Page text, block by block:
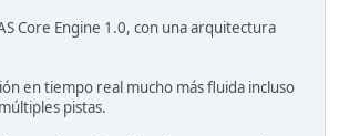
Core Engine 1.0, con una arquitectura
en tiempo real mucho más fluida incluso
pistas.